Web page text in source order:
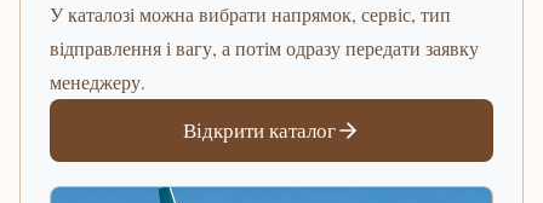
У каталозі можна вибрати напрямок, сервіс, тип
відправлення і вагу, а потім одразу передати заявку
менеджеру.
Відкрити каталог